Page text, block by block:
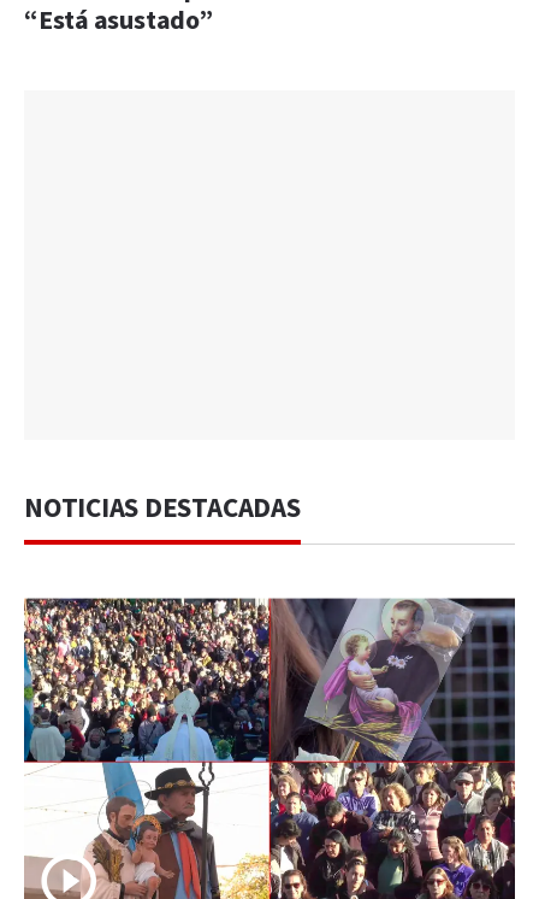
“Está asustado”
NOTICIAS DESTACADAS